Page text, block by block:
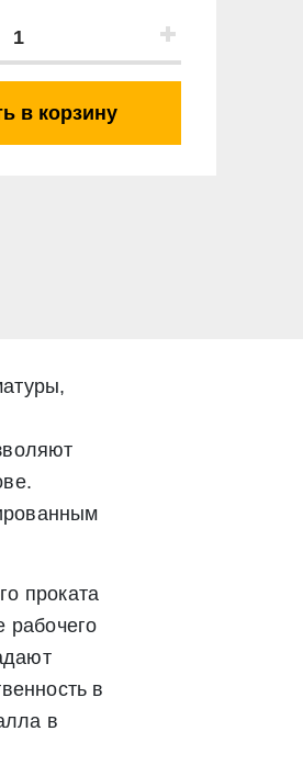
в корзину
проката
рабочего
в
в